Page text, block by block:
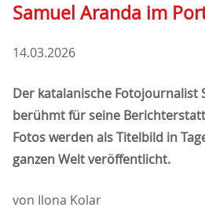
Samuel Aranda im
14.03.2026
Der katalanische Fotojournalist
berühmt für seine
Fotos werden als Titelbild in
ganzen Welt veröffentlicht.
von Ilona Kolar